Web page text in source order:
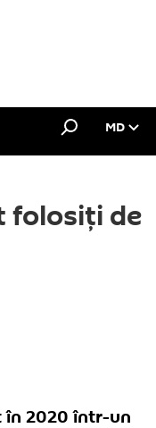
MD
folosiți de
în 2020 într-un